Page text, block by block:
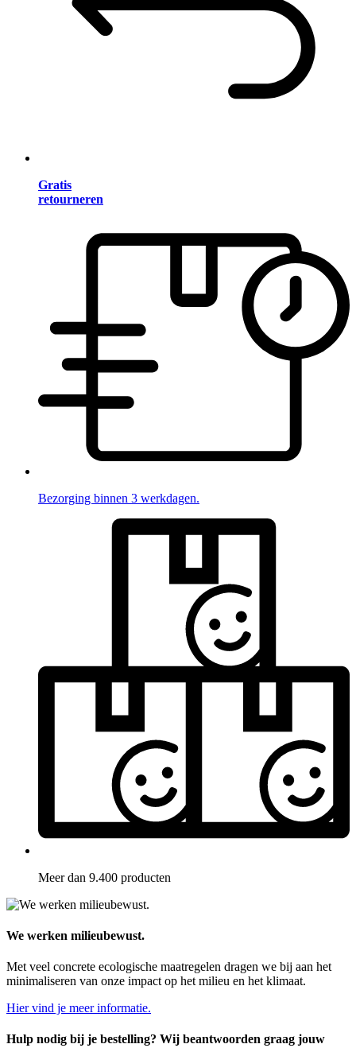
Gratis
retourneren
Bezorging binnen 3 werkdagen.
Meer dan 9.400 producten
We werken milieubewust.
Met veel concrete ecologische maatregelen dragen we bij aan het
minimaliseren van onze impact op het milieu en het klimaat.
Hier vind je meer informatie.
Hulp nodig bij je bestelling? Wij beantwoorden graag jouw